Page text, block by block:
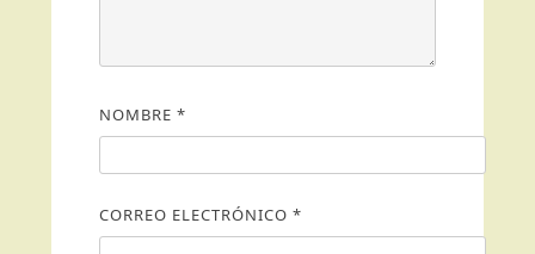
NOMBRE *
CORREO ELECTRÓNICO *